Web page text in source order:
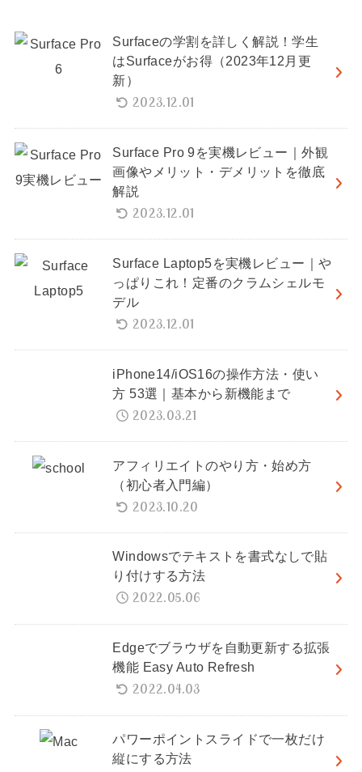
Surfaceの学割を詳しく解説！学生
はSurfaceがお得（2023年12月更
新）
2023.12.01
Surface Pro 9を実機レビュー｜外観
画像やメリット・デメリットを徹底
解説
2023.12.01
Surface Laptop5を実機レビュー｜や
っぱりこれ！定番のクラムシェルモ
デル
2023.12.01
iPhone14/iOS16の操作方法・使い
方 53選｜基本から新機能まで
2023.03.21
アフィリエイトのやり方・始め方
（初心者入門編）
2023.10.20
Windowsでテキストを書式なしで貼
り付けする方法
2022.05.06
Edgeでブラウザを自動更新する拡張
機能 Easy Auto Refresh
2022.04.03
パワーポイントスライドで一枚だけ
縦にする方法